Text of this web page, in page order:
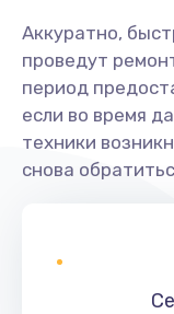
Аккуратно,
проведут
период
если во время
техники
снова